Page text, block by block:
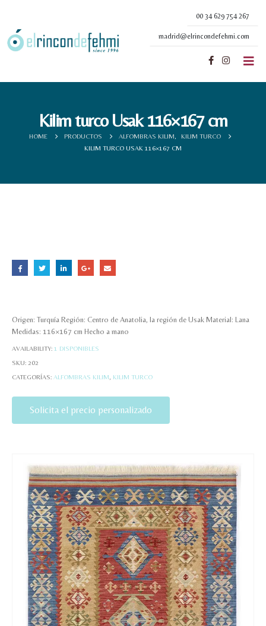
00 34 629 754 267
madrid@elrincondefehmi.com
Kilim turco Usak 116×167 cm
HOME PRODUCTOS ALFOMBRAS KILIM
KILIM TURCO
KILIM TURCO USAK 116×167 CM
Origen: Turquía Región: Centro de Anatolia, la región de Usak Material: Lana
Medidas: 116×167 cm Hecho a mano
AVAILABILITY: 1 DISPONIBLES
SKU: 202
CATEGORÍAS: ALFOMBRAS KILIM KILIM TURCO
Solicita el precio personalizado